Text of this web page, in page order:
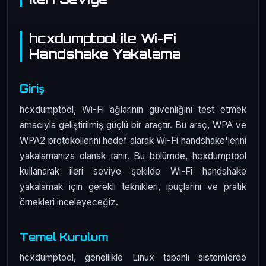
hcxdumptool ile Wi-Fi
Handshake Yakalama
Giriş
hcxdumptool, Wi-Fi ağlarının güvenliğini test etmek
amacıyla geliştirilmiş güçlü bir araçtır. Bu araç, WPA ve
WPA2 protokollerini hedef alarak Wi-Fi handshake'lerini
yakalamanıza olanak tanır. Bu bölümde, hcxdumptool
kullanarak ileri seviye şekilde Wi-Fi handshake
yakalamak için gerekli teknikleri, ipuçlarını ve pratik
örnekleri inceleyeceğiz.
Temel Kurulum
hcxdumptool, genellikle Linux tabanlı sistemlerde